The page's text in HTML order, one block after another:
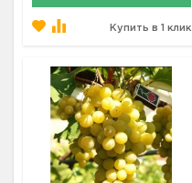
Купить в 1 клик